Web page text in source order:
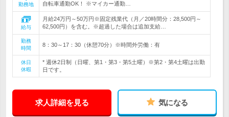
勤務地
自転車通勤OK！ ※マイカー通勤…
給与
月給24万円～50万円※固定残業代（月／20時間分：28,500円～
62,500円）を含む。※超過した場合は追加支給…
勤務
時間
8：30～17：30（休憩70分）※時間外労働：有
休日
休暇
* 週休2日制（日曜、第1・第3・第5土曜）※第2・第4土曜は出勤
日です。
求人詳細を見る 気になる